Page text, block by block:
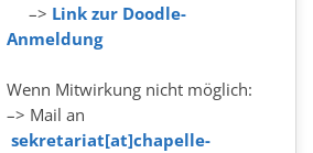
–> Link zur Doodle-
Anmeldung
Wenn Mitwirkung nicht möglich:
–> Mail an
sekretariat[at]chapelle-